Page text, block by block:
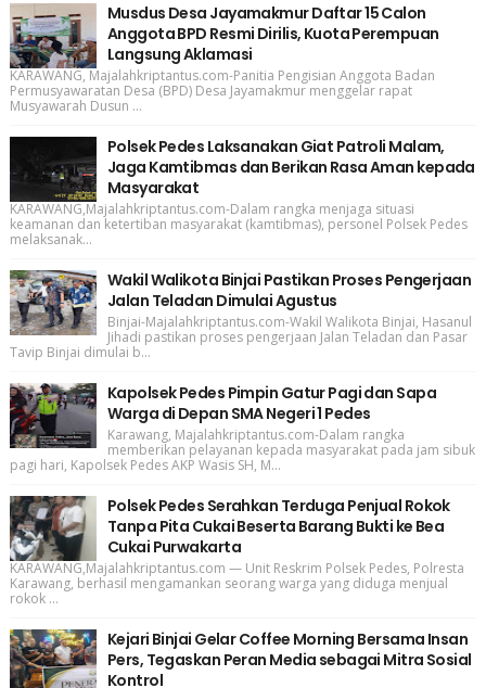
Musdus Desa Jayamakmur Daftar 15 Calon
Anggota BPD Resmi Dirilis, Kuota Perempuan
Langsung Aklamasi
KARAWANG, Majalahkriptantus.com-Panitia Pengisian Anggota Badan
Permusyawaratan Desa (BPD) Desa Jayamakmur menggelar rapat
Musyawarah Dusun ...
Polsek Pedes Laksanakan Giat Patroli Malam,
Jaga Kamtibmas dan Berikan Rasa Aman kepada
Masyarakat
KARAWANG,Majalahkriptantus.com-Dalam rangka menjaga situasi
keamanan dan ketertiban masyarakat (kamtibmas), personel Polsek Pedes
melaksanak...
Wakil Walikota Binjai Pastikan Proses Pengerjaan
Jalan Teladan Dimulai Agustus
Binjai-Majalahkriptantus.com-Wakil Walikota Binjai, Hasanul
Jihadi pastikan proses pengerjaan Jalan Teladan dan Pasar
Tavip Binjai dimulai b...
Kapolsek Pedes Pimpin Gatur Pagi dan Sapa
Warga di Depan SMA Negeri 1 Pedes
Karawang, Majalahkriptantus.com-Dalam rangka
memberikan pelayanan kepada masyarakat pada jam sibuk
pagi hari, Kapolsek Pedes AKP Wasis SH, M...
Polsek Pedes Serahkan Terduga Penjual Rokok
Tanpa Pita Cukai Beserta Barang Bukti ke Bea
Cukai Purwakarta
KARAWANG,Majalahkriptantus.com — Unit Reskrim Polsek Pedes, Polresta
Karawang, berhasil mengamankan seorang warga yang diduga menjual
rokok ...
Kejari Binjai Gelar Coffee Morning Bersama Insan
Pers, Tegaskan Peran Media sebagai Mitra Sosial
Kontrol